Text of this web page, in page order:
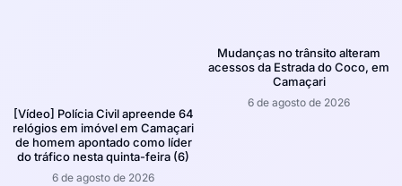
[Vídeo] Polícia Civil apreende 64
relógios em imóvel em Camaçari
de homem apontado como líder
do tráfico nesta quinta-feira (6)
6 de agosto de 2026
Mudanças no trânsito alteram
acessos da Estrada do Coco, em
Camaçari
6 de agosto de 2026